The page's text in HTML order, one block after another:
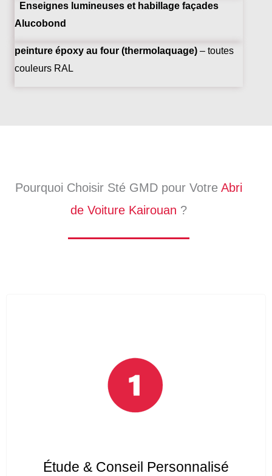
Enseignes lumineuses et habillage façades
Alucobond
peinture époxy au four (thermolaquage) – toutes
couleurs RAL
Pourquoi Choisir Sté GMD pour Votre Abri
de Voiture Kairouan ?
Étude & Conseil Personnalisé